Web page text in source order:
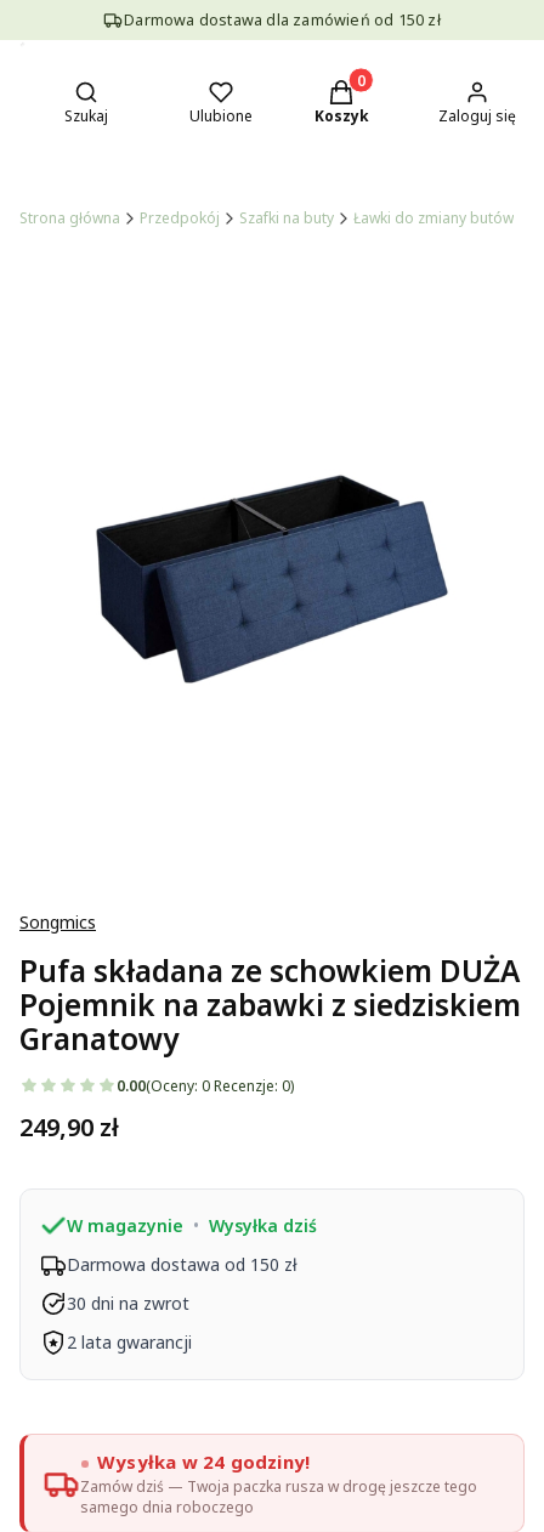
Otwórz wyszukiwarkę
Szukaj Ulubione
Produkty w koszyku: 0.
Koszyk Zaloguj się
Darmowa dostawa dla zamówień od 150 zł
Strona główna Przedpokój Szafki na buty Ławki do zmiany butów
Songmics
Pufa składana ze schowkiem DUŻA
Pojemnik na zabawki z siedziskiem
Granatowy
0.00(Oceny: 0 Recenzje: 0)
Cena
249,90 zł
W magazynie • Wysyłka dziś
Darmowa dostawa od 150 zł
30 dni na zwrot
2 lata gwarancji
Wysyłka w 24 godziny!
Zamów dziś — Twoja paczka rusza w drogę jeszcze tego
samego dnia roboczego